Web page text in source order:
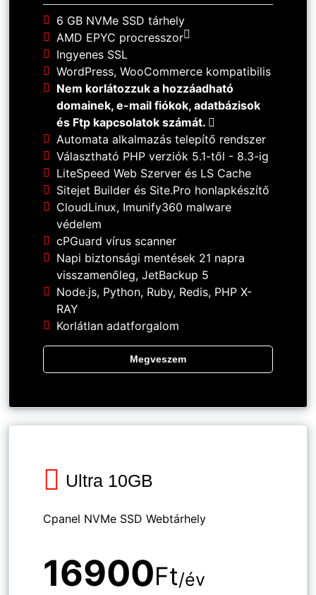
6 GB NVMe SSD tárhely
AMD EPYC procresszor
Ingyenes SSL
WordPress, WooCommerce kompatibilis
Nem korlátozzuk a hozzáadható
domainek, e-mail fiókok, adatbázisok
és Ftp kapcsolatok számát.
Automata alkalmazás telepítő rendszer
Választható PHP verziók 5.1-től - 8.3-ig
LiteSpeed Web Szerver és LS Cache
Sitejet Builder és Site.Pro honlapkészítő
CloudLinux, Imunify360 malware
védelem
cPGuard vírus scanner
Napi biztonsági mentések 21 napra
visszamenőleg, JetBackup 5
Node.js, Python, Ruby, Redis, PHP X-
RAY
Korlátlan adatforgalom
Megveszem
Ultra 10GB
Cpanel NVMe SSD Webtárhely
16900Ft/év